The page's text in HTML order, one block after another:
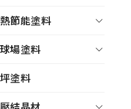
節能塗料
場塗料
塗料